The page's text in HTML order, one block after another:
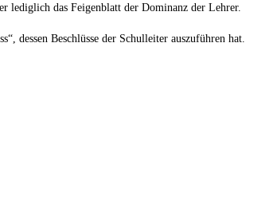
lediglich das Feigenblatt der Dominanz der Lehrer.
dessen Beschlüsse der Schulleiter auszuführen hat.